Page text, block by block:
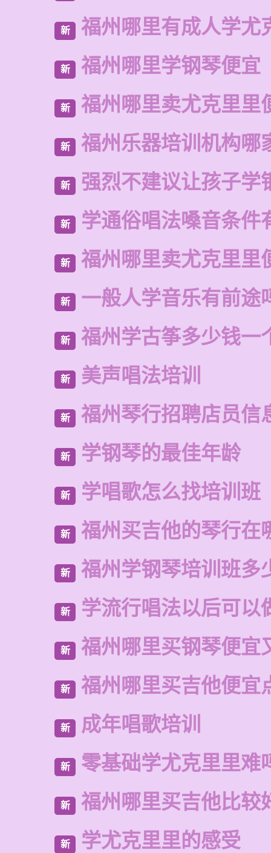
新 福州哪里有成人学尤
新 福州哪里学钢琴便宜
新 福州哪里卖尤克里里
新 福州乐器培训机构哪
新 强烈不建议让孩子学
新 学通俗唱法嗓音条件
新 福州哪里卖尤克里里
新 一般人学音乐有前途
新 福州学古筝多少钱一
新 美声唱法培训
新 福州琴行招聘店员信
新 学钢琴的最佳年龄
新 学唱歌怎么找培训班
新 福州买吉他的琴行在
新 福州学钢琴培训班多
新 学流行唱法以后可以
新 福州哪里买钢琴便宜
新 福州哪里买吉他便宜
新 成年唱歌培训
新 零基础学尤克里里难
新 福州哪里买吉他比较
新 学尤克里里的感受